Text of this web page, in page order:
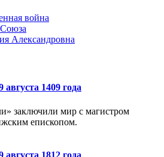
война
Александровна
августа 1409 года
заключили мир с магистром
епископом.
августа 1812 года